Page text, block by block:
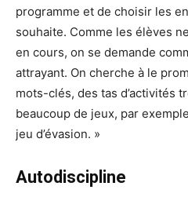
programme et de choisir les
souhaite. Comme les élèves
en cours, on se demande
attrayant. On cherche à le
mots-clés, des tas d’activités
beaucoup de jeux, par
jeu d’évasion. »
Autodiscipline